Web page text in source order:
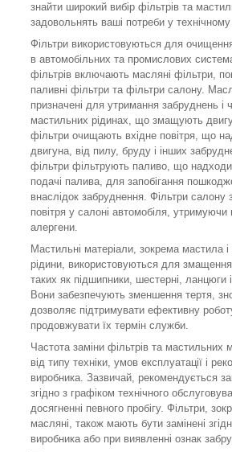
знайти широкий вибір фільтрів та
задовольнять ваші потреби у технічному
Фільтри використовуються для очищення
в автомобільних та промислових
фільтрів включають масляні фільтри,
паливні фільтри та фільтри салону.
призначені для утримання забруднень і
мастильних рідинах, що змащують
фільтри очищають вхідне повітря, що
двигуна, від пилу, бруду і інших
фільтри фільтрують паливо, що
подачі палива, для запобігання
внаслідок забруднення. Фільтри салону
повітря у салоні автомобіля, утримуючи
алергени.
Мастильні матеріали, зокрема мастила
рідини, використовуються для
таких як підшипники, шестерні, ланцюги
Вони забезпечують зменшення тертя,
дозволяє підтримувати ефективну
продовжувати їх термін служби.
Частота заміни фільтрів та мастильних
від типу техніки, умов експлуатації і
виробника. Зазвичай, рекомендується
згідно з графіком технічного
досягненні певного пробігу. Фільтри,
масляні, також мають бути замінені
виробника або при виявленні ознак